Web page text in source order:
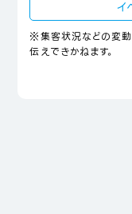
イ
※集客状況などの変
伝えできかねます。